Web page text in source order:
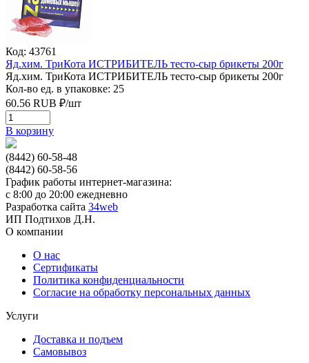
Код: 43761
Яд.хим. ТриКота ИСТРИБИТЕЛЬ тесто-сыр брикеты 200г
Яд.хим. ТриКота ИСТРИБИТЕЛЬ тесто-сыр брикеты 200г
Кол-во ед. в упаковке: 25
60.56 RUB ₽/шт
В корзину
(8442) 60-58-48
(8442) 60-58-56
График работы интернет-магазина:
с 8:00 до 20:00 ежедневно
Разработка сайта 34web
ИП Подтихов Д.Н.
О компании
О нас
Сертификаты
Политика конфиденциальности
Согласие на обработку персональных данных
Услуги
Доставка и подъем
Самовывоз